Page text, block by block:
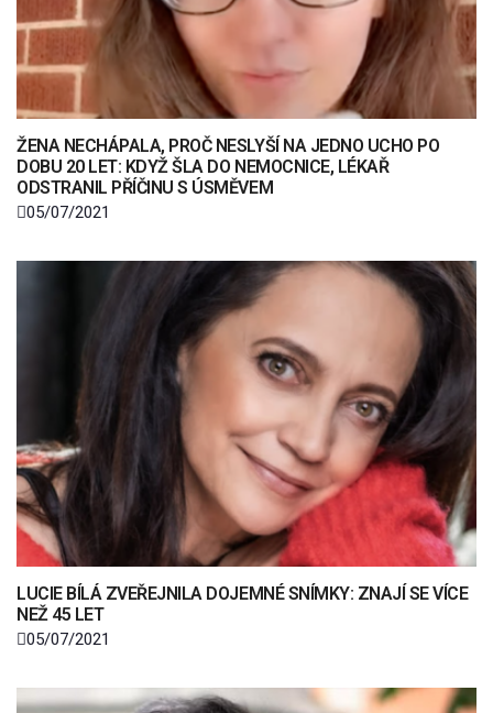
ŽENA NECHÁPALA, PROČ NESLYŠÍ NA JEDNO UCHO PO
DOBU 20 LET: KDYŽ ŠLA DO NEMOCNICE, LÉKAŘ
ODSTRANIL PŘÍČINU S ÚSMĚVEM
05/07/2021
LUCIE BÍLÁ ZVEŘEJNILA DOJEMNÉ SNÍMKY: ZNAJÍ SE VÍCE
NEŽ 45 LET
05/07/2021